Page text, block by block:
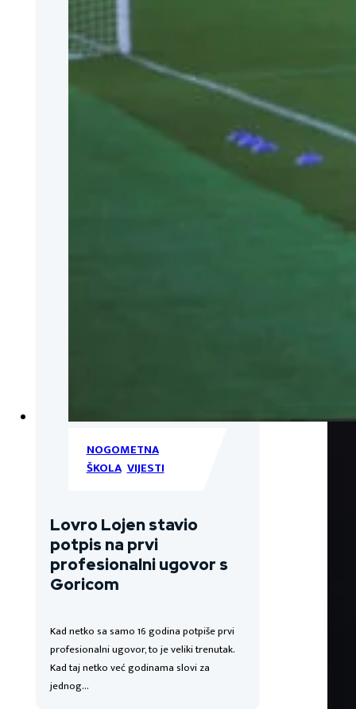
NOGOMETNA
ŠKOLA,VIJESTI
Lovro Lojen stavio
potpis na prvi
profesionalni ugovor s
Goricom
Kad netko sa samo 16 godina potpiše prvi
profesionalni ugovor, to je veliki trenutak.
Kad taj netko već godinama slovi za
jednog…